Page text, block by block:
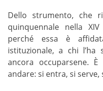
Dello strumento, che
quinquennale nella
perché essa è
istituzionale, a chi
ancora occuparsene.
andare: si entra, si serve,